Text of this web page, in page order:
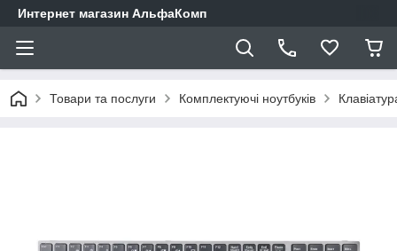
Интернет магазин АльфаКомп
Товари та послуги Комплектуючі ноутбуків